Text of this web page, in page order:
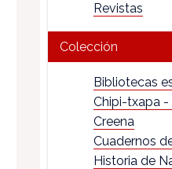
Revistas
Colección
Bibliotecas
Chipi-txapa -
Creena
Cuadernos
Historia de